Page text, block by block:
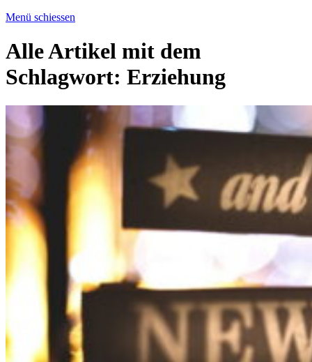
Menü schiessen
Alle Artikel mit dem
Schlagwort: Erziehung